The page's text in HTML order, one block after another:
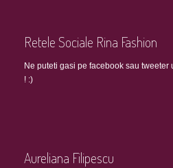
Retele Sociale Rina Fashion
Ne puteti gasi pe facebook sau
! :)
Aureliana Filipescu